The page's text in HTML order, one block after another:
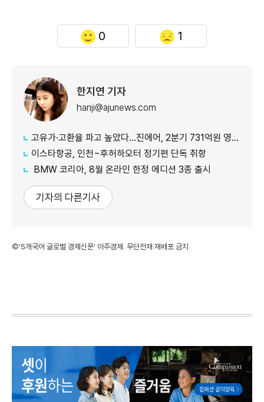
0 1
한지연 기자
hanji@ajunews.com
고유가·고환율 파고 높았다…진에어, 2분기 731억원 영업적자
이스타항공, 인천~후허하오터 정기편 단독 취항
BMW 코리아, 8월 온라인 한정 에디션 3종 출시
기자의 다른기사
©'5개국어 글로벌 경제신문' 아주경제. 무단전재·재배포 금지